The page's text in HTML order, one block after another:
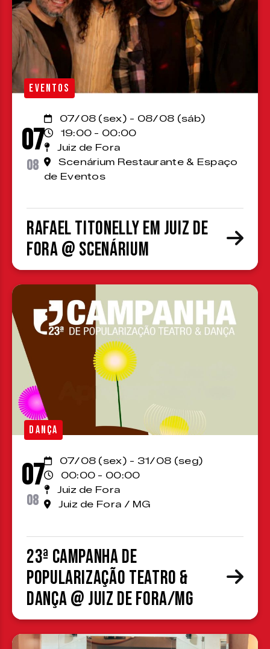
EVENTOS
07
08
07/08 (sex) - 08/08 (sáb)
19:00 - 00:00
Juiz de Fora
Scenárium Restaurante & Espaço
de Eventos
Rafael Titonelly em Juiz de
Fora @ Scenárium
DANÇA
07
08
07/08 (sex) - 31/08 (seg)
00:00 - 00:00
Juiz de Fora
Juiz de Fora / MG
23ª Campanha de
Popularização Teatro &
Dança @ Juiz de Fora/MG